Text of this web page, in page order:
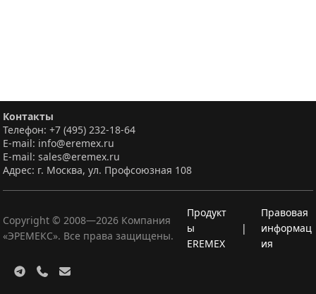
Контакты
Телефон: +7 (495) 232-18-64
E-mail: info@eremex.ru
E-mail: sales@eremex.ru
Адрес: г. Москва, ул. Профсоюзная 108
Copyright © 2008—2026 Компания
«ЭРЕМЕКС». Все права защищены.
Продукт
ы
EREMEX
|
Правовая
информац
ия